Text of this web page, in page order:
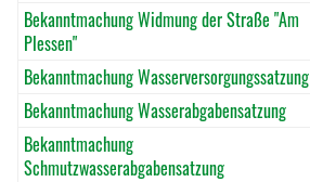
Bekanntmachung Widmung der Straße "Am
Plessen"
Bekanntmachung Wasserversorgungssatzung
Bekanntmachung Wasserabgabensatzung
Bekanntmachung
Schmutzwasserabgabensatzung